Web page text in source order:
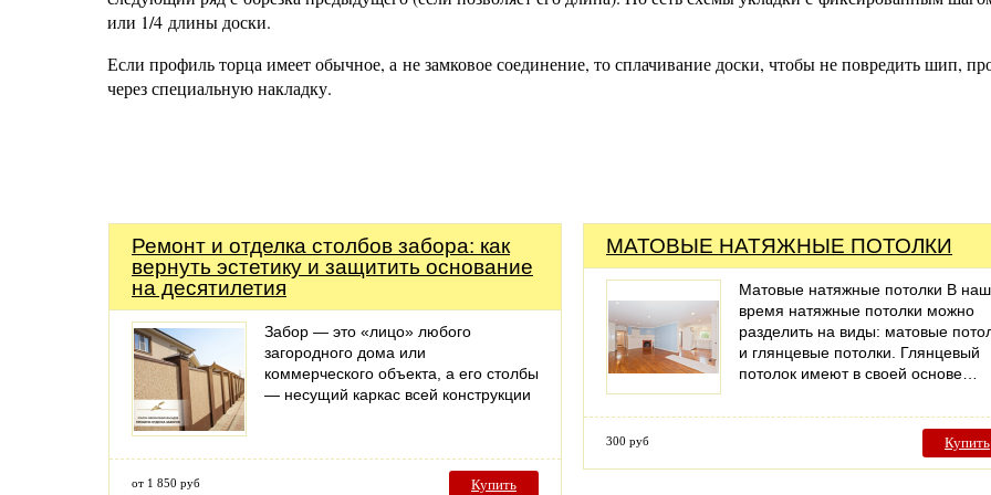
или 1/4 длины доски.
Если профиль торца имеет обычное, а не замковое соединение, то сплачивание доски, чтобы не повредить шип,
через специальную накладку.
Ремонт и отделка столбов забора: как
вернуть эстетику и защитить основание
на десятилетия
Забор — это «лицо» любого
загородного дома или
коммерческого объекта, а его столбы
— несущий каркас всей конструкции
от 1 850 руб Купить
МАТОВЫЕ НАТЯЖНЫЕ ПОТОЛКИ
Матовые натяжные потолки В
время натяжные потолки можно
разделить на виды: матовые
и глянцевые потолки. Глянцевый
потолок имеют в своей основе…
300 руб Купить